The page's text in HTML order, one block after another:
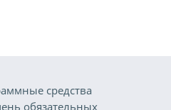
средства
обязательных